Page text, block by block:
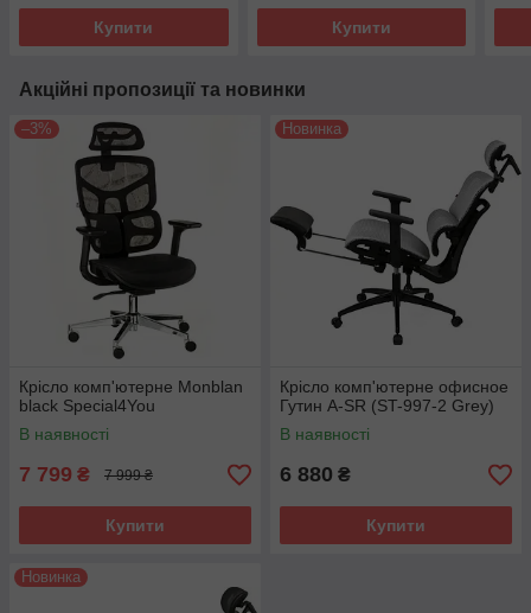
Купити Купити
Акційні пропозиції та новинки
–3%
Крісло комп'ютерне Monblan
black Special4You
В наявності
7 799 ₴ 7 999 ₴
Купити
Новинка
Крісло комп'ютерне офисное
Гутин A-SR (ST-997-2 Grey)
В наявності
6 880 ₴
Купити
Новинка